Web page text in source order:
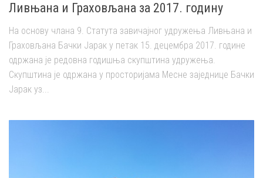
Ливњана и Граховљана за 2017. годину
На основу члана 9. Статута завичајног удружења Ливњана и
Граховљана Бачки Јарак у петак 15. децембра 2017. године
одржана је редовна годишња скупштина удружења.
Скупштина је одржана у просторијама Месне заједнице Бачки
Јарак уз...